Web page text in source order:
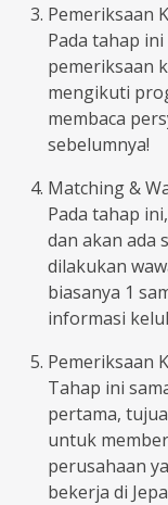
Pemeriksaan
Pada tahap
pemeriksaan
mengikuti
membaca
sebelumnya!
Matching &
Pada tahap
dan akan ada
dilakukan
biasanya 1
informasi
Pemeriksaan
Tahap ini
pertama,
untuk
perusahaan
bekerja di